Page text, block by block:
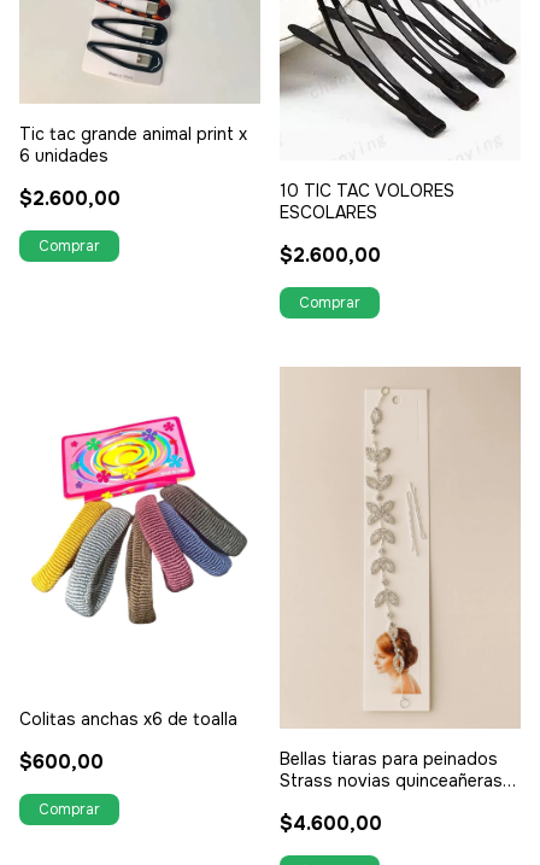
Tic tac grande animal print x
6 unidades
$2.600,00
10 TIC TAC VOLORES
ESCOLARES
$2.600,00
Colitas anchas x6 de toalla
$600,00
Bellas tiaras para peinados
Strass novias quinceañeras
$4.600,00